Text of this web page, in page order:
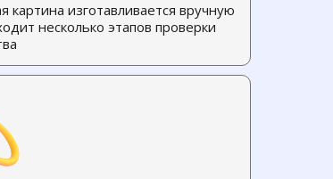
картина изготавливается вручную
несколько этапов проверки